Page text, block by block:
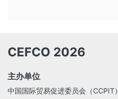
CEFCO 2026
主办单位
中国国际贸易促进委员会（CCPIT）